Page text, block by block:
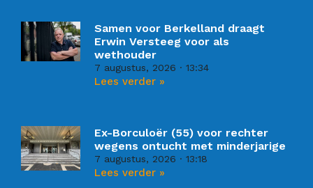
Samen voor Berkelland draagt
Erwin Versteeg voor als
wethouder
7 augustus, 2026 13:34
Lees verder »
Ex-Borculoër (55) voor rechter
wegens ontucht met minderjarige
7 augustus, 2026 13:18
Lees verder »